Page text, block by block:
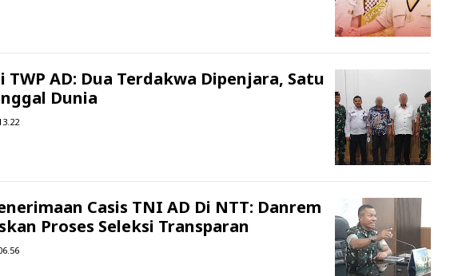
TWP AD: Dua Terdakwa Dipenjara, Satu
Dunia
Casis TNI AD Di NTT: Danrem
Proses Seleksi Transparan